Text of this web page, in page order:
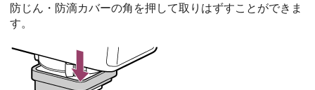
防じん・防滴カバーの角を押して取りはずすことができま
す。